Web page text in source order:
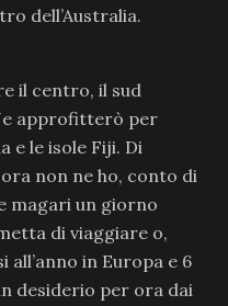
dell’Australia.
il centro, il sud
approfitterò per
e le isole Fiji. Di
non ne ho, conto di
magari un giorno
di viaggiare o,
all’anno in Europa e 6
desiderio per ora dai